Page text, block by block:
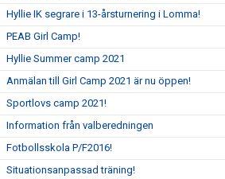
Hyllie IK segrare i 13-årsturnering i Lomma!
PEAB Girl Camp!
Hyllie Summer camp 2021
Anmälan till Girl Camp 2021 är nu öppen!
Sportlovs camp 2021!
Information från valberedningen
Fotbollsskola P/F2016!
Situationsanpassad träning!